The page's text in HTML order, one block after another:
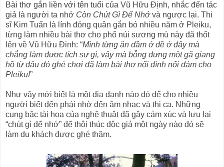
Bài thơ gắn liền với tên tuổi của Vũ Hữu Định, nhắc đến tác
giả là người ta nhớ Còn Chút Gì Để Nhớvà ngược lại. Thi
sĩ Kim Tuấn là lính đóng quân gắn bó nhiều năm ở Pleiku,
từng làm nhiều bài thơ cho phố núi sương mù này đã thốt
lên về Vũ Hữu Định: “Mình từng ăn dầm ở dề ở đây mà
chẳng làm được tích sự gì, vậy mà bỗng dưng một gã giang
hồ từ đâu đó ghé chơi đã làm bài thơ nổi đình nổi đám cho
Pleiku!”
Như vậy mới biết là một địa danh nào đó để cho nhiều
người biết đến phải nhờ đến âm nhạc và thi ca. Những
cung bậc tài hoa của nghệ thuật đã gây cảm xúc và lưu lại
“chút gì để nhớ” để thôi thúc độc giả một ngày nào đó sẽ
làm du khách được ghé thăm.